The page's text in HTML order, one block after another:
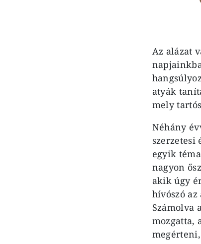
Az alázat
atyák
mely
Néhány
egyik
nagyon
akik úgy
hívó­szó
Számolva
mozgatta,